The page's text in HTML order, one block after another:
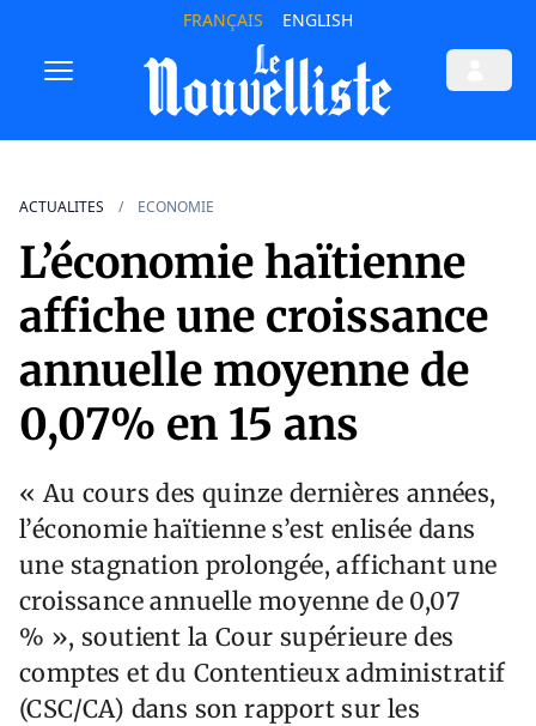
FRANÇAIS ENGLISH
ACTUALITES ECONOMIE
L’économie haïtienne
affiche une croissance
annuelle moyenne de
0,07% en 15 ans
« Au cours des quinze dernières années,
l’économie haïtienne s’est enlisée dans
une stagnation prolongée, affichant une
croissance annuelle moyenne de 0,07
% », soutient la Cour supérieure des
comptes et du Contentieux administratif
(CSC/CA) dans son rapport sur les